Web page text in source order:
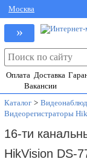
Москва
»
Оплата Доставка
Вакансии
Каталог >
Видеорегистраторы
16-ти
HikVision DS-